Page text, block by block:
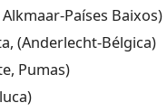
Países Baixos)
(Anderlecht-Bélgica)
Pumas)